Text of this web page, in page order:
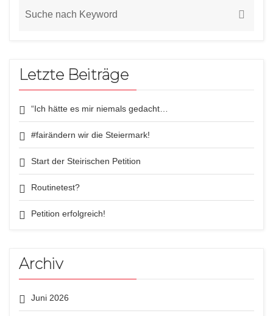
Letzte Beiträge
“Ich hätte es mir niemals gedacht…
#fairändern wir die Steiermark!
Start der Steirischen Petition
Routinetest?
Petition erfolgreich!
Archiv
Juni 2026